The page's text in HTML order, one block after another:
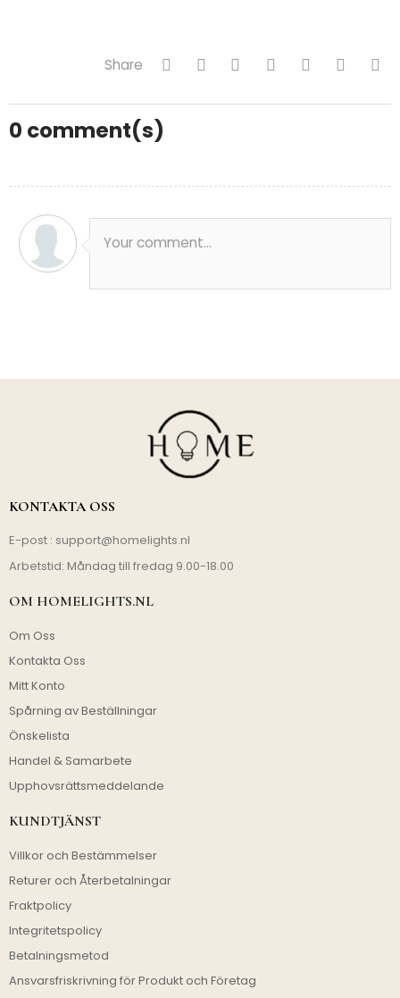
Share
0 comment(s)
Your comment...
KONTAKTA OSS
E-post : support@homelights.nl
Arbetstid: Måndag till fredag 9.00-18.00
OM HOMELIGHTS.NL
Om Oss
Kontakta Oss
Mitt Konto
Spårning av Beställningar
Önskelista
Handel & Samarbete
Upphovsrättsmeddelande
KUNDTJÄNST
Villkor och Bestämmelser
Returer och Återbetalningar
Fraktpolicy
Integritetspolicy
Betalningsmetod
Ansvarsfriskrivning för Produkt och Företag